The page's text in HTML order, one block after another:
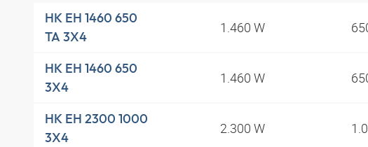
HK EH 1460 650
TA 3X4
1.460 W
HK EH 1460 650
3X4
1.460 W
HK EH 2300 1000
3X4
2.300 W